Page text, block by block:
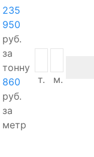
235
950
руб.
за
тонну
860
руб.
за
метр
т. м.